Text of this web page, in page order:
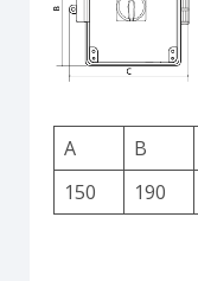
A B
150
190